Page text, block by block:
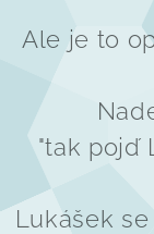
Ale je to
"tak pojď
Lukášek